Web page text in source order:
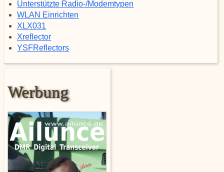
Unterstützte Radio-/Modemtypen
WLAN Einrichten
XLX031
Xreflector
YSFReflectors
Werbung